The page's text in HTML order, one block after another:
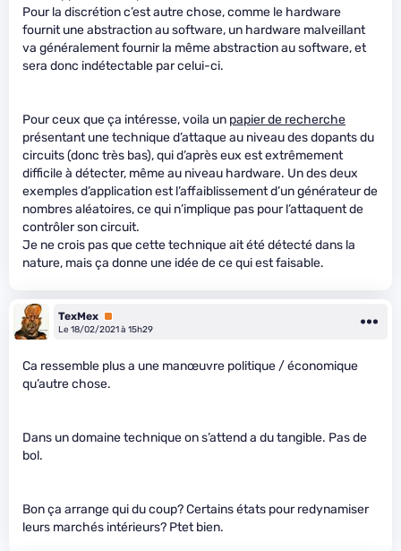
Pour la discrétion c’est autre chose, comme le hardware
fournit une abstraction au software, un hardware malveillant
va généralement fournir la même abstraction au software, et
sera donc indétectable par celui-ci.
Pour ceux que ça intéresse, voila un papier de recherche
présentant une technique d’attaque au niveau des dopants du
circuits (donc très bas), qui d’après eux est extrêmement
difficile à détecter, même au niveau hardware. Un des deux
exemples d’application est l’affaiblissement d’un générateur de
nombres aléatoires, ce qui n’implique pas pour l’attaquent de
contrôler son circuit.
Je ne crois pas que cette technique ait été détecté dans la
nature, mais ça donne une idée de ce qui est faisable.
TexMex Premium
Le 18/02/2021 à 15h29
Ca ressemble plus a une manœuvre politique / économique
qu’autre chose.
Dans un domaine technique on s’attend a du tangible. Pas de
bol.
Bon ça arrange qui du coup? Certains états pour redynamiser
leurs marchés intérieurs? Ptet bien.